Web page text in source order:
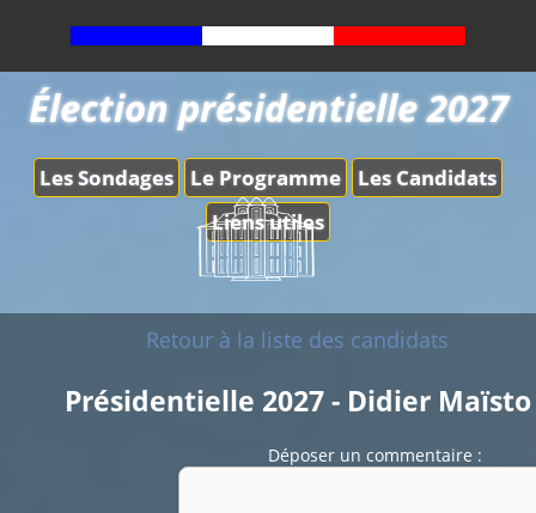
Les Sondages Le Programme
Les Candidats
Liens utiles
Élection présidentielle 2027
Retour à la liste des candidats
Présidentielle 2027 - Didier Maïsto
Déposer un commentaire :